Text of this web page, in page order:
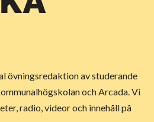
övningsredaktion av studerande
och Arcada. Vi
radio, videor och innehåll på